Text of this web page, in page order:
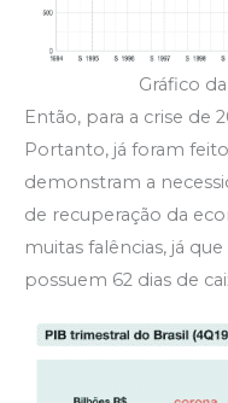
Gráfico
Então, para a crise de
Portanto, já foram
demonstram a
de recuperação da
muitas falências, já que
possuem 62 dias de